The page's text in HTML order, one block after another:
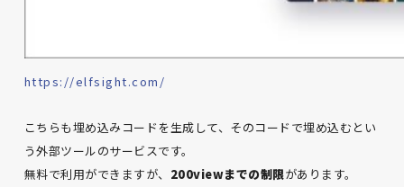
https://elfsight.com/
こちらも埋め込みコードを生成して、そのコードで埋め込むとい
う外部ツールのサービスです。
無料で利用ができますが、 200viewまでの制限があります。